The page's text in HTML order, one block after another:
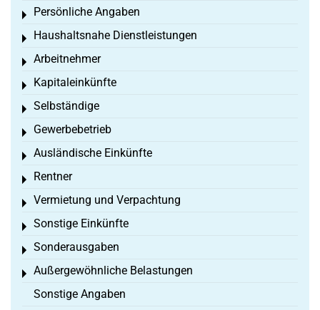
Persönliche Angaben
Toggle menu
Haushaltsnahe Dienstleistungen
Toggle menu
Arbeitnehmer
Toggle menu
Kapitaleinkünfte
Toggle menu
Selbständige
Toggle menu
Gewerbebetrieb
Toggle menu
Ausländische Einkünfte
Toggle menu
Rentner
Toggle menu
Vermietung und Verpachtung
Toggle menu
Sonstige Einkünfte
Toggle menu
Sonderausgaben
Toggle menu
Außergewöhnliche Belastungen
Toggle menu
Sonstige Angaben